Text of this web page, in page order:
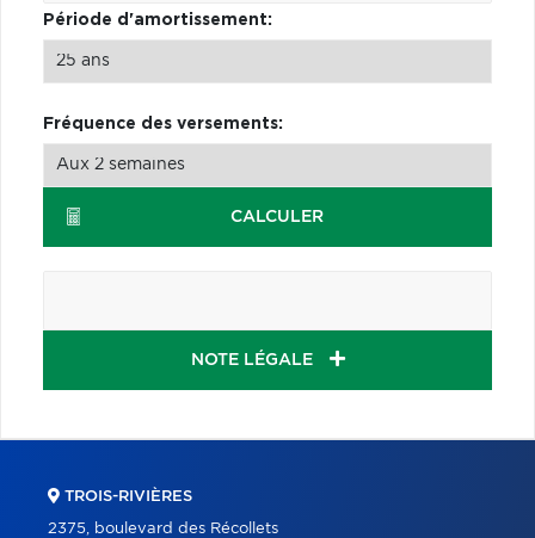
Période d'amortissement:
Fréquence des versements:
CALCULER
NOTE LÉGALE
TROIS-RIVIÈRES
2375, boulevard des Récollets